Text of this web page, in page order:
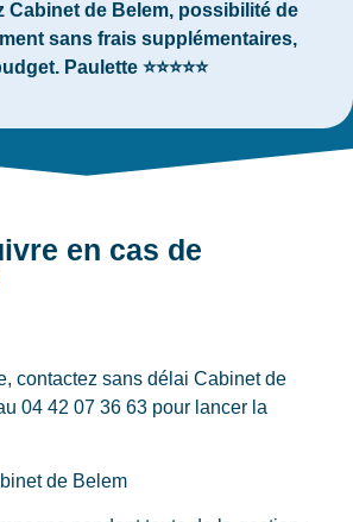
Cabinet de Belem, possibilité de
sans frais supplémentaires,
Paulette ⭐⭐⭐⭐⭐
en cas de
contactez sans délai Cabinet de
04 42 07 36 63 pour lancer la
de Belem